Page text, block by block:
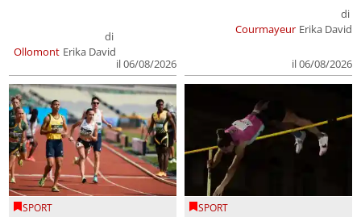
Ollomont
di
Erika David
il 06/08/2026
Courmayeur
di
Erika David
il 06/08/2026
SPORT SPORT